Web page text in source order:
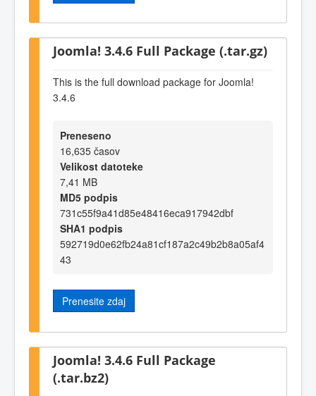
Joomla! 3.4.6 Full Package (.tar.gz)
This is the full download package for Joomla!
3.4.6
Preneseno
16,635 časov
Velikost datoteke
7,41 MB
MD5 podpis
731c55f9a41d85e48416eca917942dbf
SHA1 podpis
592719d0e62fb24a81cf187a2c49b2b8a05af4
43
Prenesite zdaj
Joomla! 3.4.6 Full Package
(.tar.bz2)